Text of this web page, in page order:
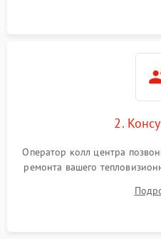
2.
Оператор колл центра
ремонта вашего